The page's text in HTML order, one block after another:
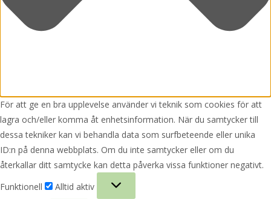
För att ge en bra upplevelse använder vi teknik som cookies för att
lagra och/eller komma åt enhetsinformation. När du samtycker till
dessa tekniker kan vi behandla data som surfbeteende eller unika
ID:n på denna webbplats. Om du inte samtycker eller om du
återkallar ditt samtycke kan detta påverka vissa funktioner negativt.
Funktionell
Alltid aktiv